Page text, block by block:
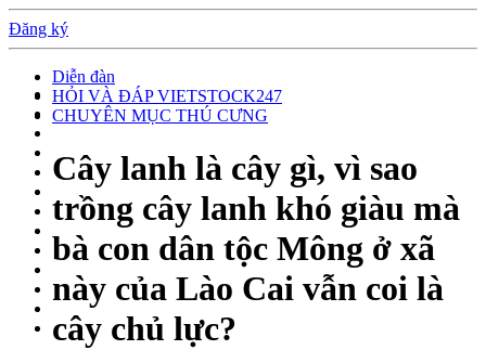
Đăng ký
Diễn đàn
HỎI VÀ ĐÁP VIETSTOCK247
CHUYÊN MỤC THÚ CƯNG
Cây lanh là cây gì, vì sao
trồng cây lanh khó giàu mà
bà con dân tộc Mông ở xã
này của Lào Cai vẫn coi là
cây chủ lực?